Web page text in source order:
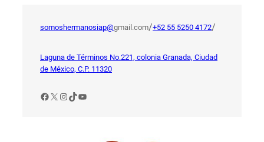
somoshermanosiap@gmail.com/+52 55 5250 4172/
Laguna de Términos No.221, colonia Granada, Ciudad
de México, C.P. 11320
Facebook
X Instagram
TikTok
YouTube